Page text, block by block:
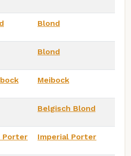
Blond
Blond
Meibock
Belgisch Blond
Porter Imperial Porter